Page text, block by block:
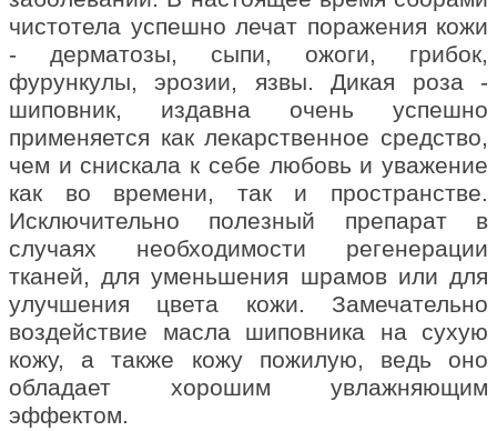
чистотела успешно лечат поражения кожи
- дерматозы, сыпи, ожоги, грибок,
фурункулы, эрозии, язвы. Дикая роза -
шиповник, издавна очень успешно
применяется как лекарственное средство,
чем и снискала к себе любовь и уважение
как во времени, так и пространстве.
Исключительно полезный препарат в
случаях необходимости регенерации
тканей, для уменьшения шрамов или для
улучшения цвета кожи. Замечательно
воздействие масла шиповника на сухую
кожу, а также кожу пожилую, ведь оно
обладает хорошим увлажняющим
эффектом.